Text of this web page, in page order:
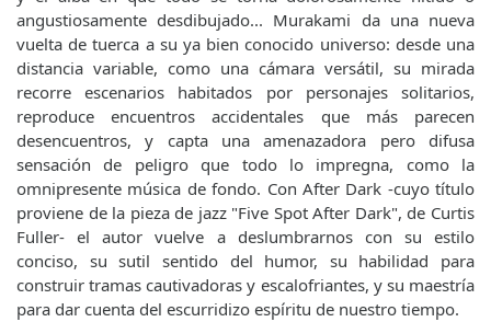
angustiosamente desdibujado... Murakami da una nueva
vuelta de tuerca a su ya bien conocido universo: desde una
distancia variable, como una cámara versátil, su mirada
recorre escenarios habitados por personajes solitarios,
reproduce encuentros accidentales que más parecen
desencuentros, y capta una amenazadora pero difusa
sensación de peligro que todo lo impregna, como la
omnipresente música de fondo. Con After Dark -cuyo título
proviene de la pieza de jazz "Five Spot After Dark", de Curtis
Fuller- el autor vuelve a deslumbrarnos con su estilo
conciso, su sutil sentido del humor, su habilidad para
construir tramas cautivadoras y escalofriantes, y su maestría
para dar cuenta del escurridizo espíritu de nuestro tiempo.